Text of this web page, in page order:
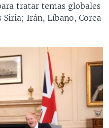
tratar temas globales
Irán, Líbano, Corea